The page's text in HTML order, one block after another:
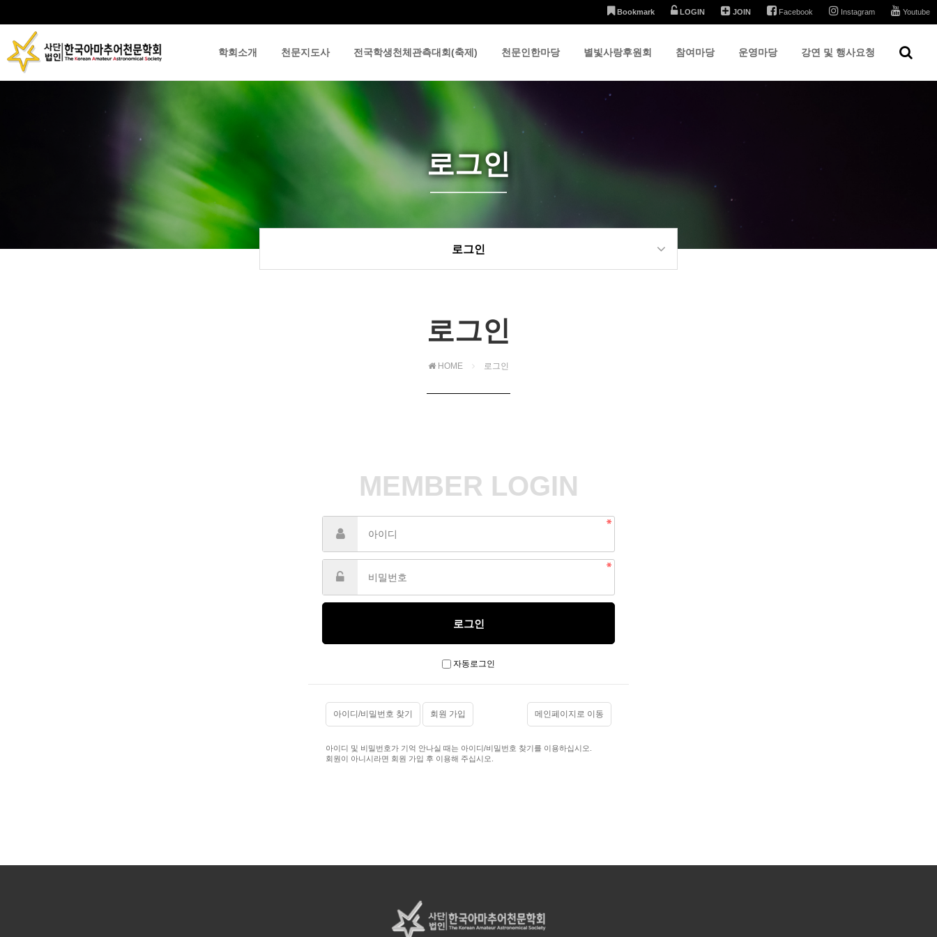
Bookmark LOGIN JOIN Facebook Instagram Youtube
학회소개 천문지도사 전국학생천체관측대회(축제) 천문인한마당 별빛사랑후원회 참여마당
하위분류
운영마당
하위분류
강연 및 행사요청
로그인
로그인
로그인
HOME 로그인
MEMBER LOGIN
자동로그인
아이디/비밀번호 찾기 회원 가입 메인페이지로 이동
아이디 및 비밀번호가 기억 안나실 때는 아이디/비밀번호 찾기를 이용하십시오.
회원이 아니시라면 회원 가입 후 이용해 주십시오.